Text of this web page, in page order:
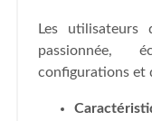
Les utilisateurs
passionnée,
configurations et